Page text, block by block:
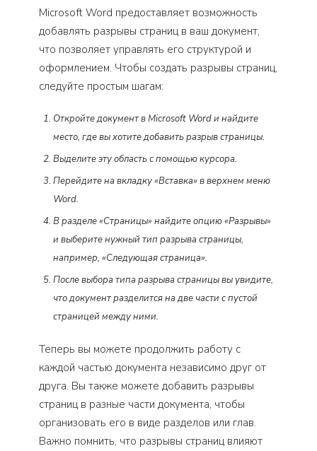
Microsoft Word предоставляет возможность
добавлять разрывы страниц в ваш документ,
что позволяет управлять его структурой и
оформлением. Чтобы создать разрывы страниц,
следуйте простым шагам:
Откройте документ в Microsoft Word и найдите
место, где вы хотите добавить разрыв страницы.
Выделите эту область с помощью курсора.
Перейдите на вкладку «Вставка» в верхнем меню
Word.
В разделе «Страницы» найдите опцию «Разрывы»
и выберите нужный тип разрыва страницы,
например, «Следующая страница».
После выбора типа разрыва страницы вы увидите,
что документ разделится на две части с пустой
страницей между ними.
Теперь вы можете продолжить работу с
каждой частью документа независимо друг от
друга. Вы также можете добавить разрывы
страниц в разные части документа, чтобы
организовать его в виде разделов или глав.
Важно помнить, что разрывы страниц влияют